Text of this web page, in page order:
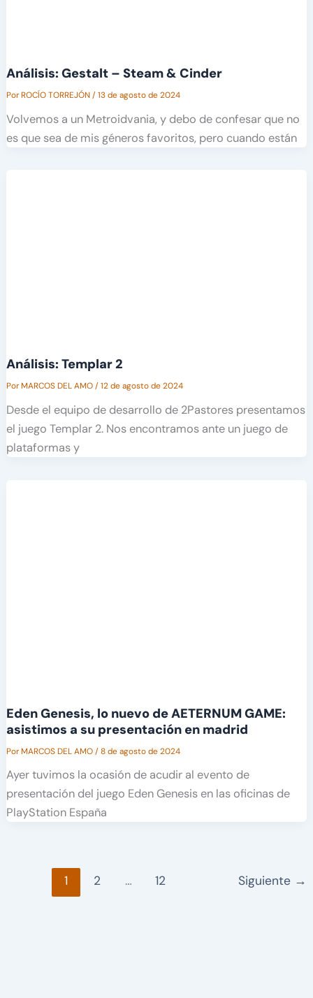
Análisis: Gestalt – Steam & Cinder
PorROCÍO TORREJÓN/13 de agosto de 2024
Volvemos a un Metroidvania, y debo de confesar que no
es que sea de mis géneros favoritos, pero cuando están
Análisis: Templar 2
PorMARCOS DEL AMO/12 de agosto de 2024
Desde el equipo de desarrollo de 2Pastores presentamos
el juego Templar 2. Nos encontramos ante un juego de
plataformas y
Eden Genesis, lo nuevo de AETERNUM GAME:
asistimos a su presentación en madrid
PorMARCOS DEL AMO/8 de agosto de 2024
Ayer tuvimos la ocasión de acudir al evento de
presentación del juego Eden Genesis en las oficinas de
PlayStation España
1 2 … 12 Siguiente →